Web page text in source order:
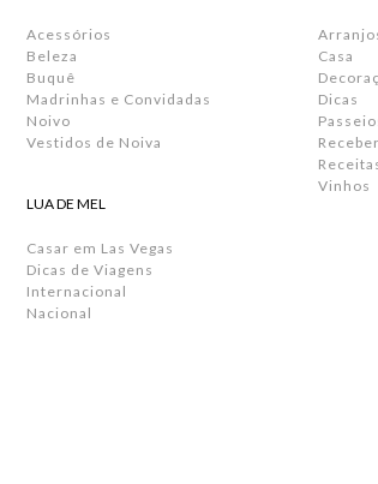
Acessórios
Beleza
Buquê
Madrinhas e Convidadas
Noivo
Vestidos de Noiva
LUA DE MEL
Casar em Las Vegas
Dicas de Viagens
Internacional
Nacional
Casa
Dicas
Vinhos